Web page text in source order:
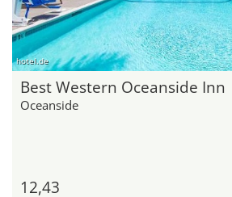
hotel.de
Best Western Oceanside Inn
Oceanside
12,43